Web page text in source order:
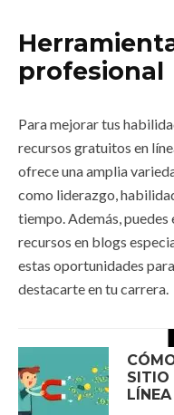
profesional
Para mejorar tus
recursos gratuitos en
ofrece una amplia
como liderazgo,
tiempo. Además,
recursos en blogs
estas oportunidades
destacarte en tu carrera.
SITIO
LÍNEA